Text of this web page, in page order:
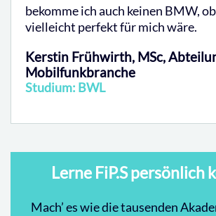
bekomme ich auch keinen BMW,
vielleicht perfekt für mich wäre.
Kerstin Frühwirth, MSc,
Mobilfunkbranche
Studium: BWL
Lerne FiP.S persönlich
Mach’ es wie die tausenden